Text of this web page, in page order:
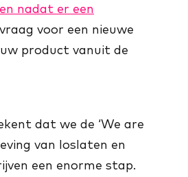
nadat er een
voor een nieuwe
product vanuit de
dat we de ‘We are
van loslaten en
een enorme stap.